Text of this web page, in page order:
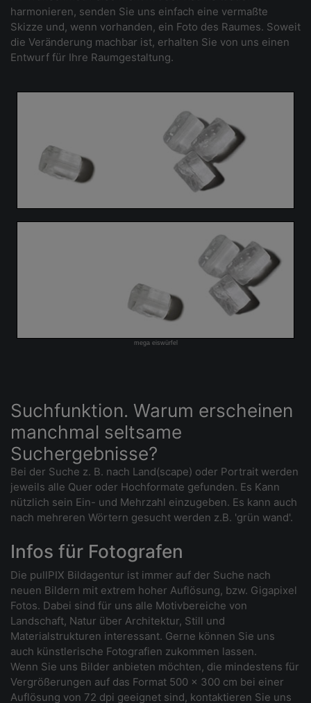
harmonieren, senden Sie uns einfach eine vermaßte
Skizze und, wenn vorhanden, ein Foto des Raumes. Soweit
die Veränderung machbar ist, erhalten Sie von uns einen
Entwurf für Ihre Raumgestaltung.
mega eiswürfel
Suchfunktion. Warum erscheinen
manchmal seltsame
Suchergebnisse?
Bei der Suche z. B. nach Land(scape) oder Portrait werden
jeweils alle Quer oder Hochformate gefunden. Es Kann
nützlich sein Ein- und Mehrzahl einzugeben. Es kann auch
nach mehreren Wörtern gesucht werden z.B. 'grün wand'.
Infos für Fotografen
Die pullPIX Bildagentur ist immer auf der Suche nach
neuen Bildern mit extrem hoher Auflösung, bzw. Gigapixel
Fotos. Dabei sind für uns alle Motivbereiche von
Landschaft, Natur über Architektur, Still und
Materialstrukturen interessant. Gerne können Sie uns
auch künstlerische Fotografien zukommen lassen.
Wenn Sie uns Bilder anbieten möchten, die mindestens für
Vergrößerungen auf das Format 500 x 300 cm bei einer
Auflösung von 72 dpi geeignet sind, kontaktieren Sie uns